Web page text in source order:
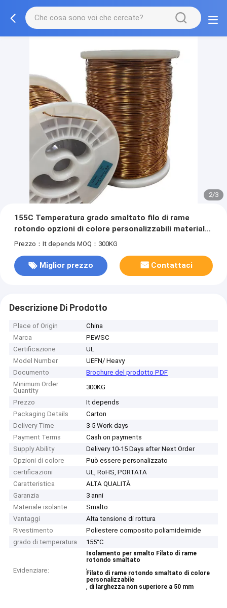
2/3
155C Temperatura grado smaltato filo di rame
rotondo opzioni di colore personalizzabili materiale
isolante smalto
Prezzo：It depends MOQ：300KG
Miglior prezzo Contattaci
Descrizione Di Prodotto
Place of Origin
China
Marca
PEWSC
Certificazione
UL
Model Number
UEFN/ Heavy
Documento
Brochure del prodotto PDF
Minimum Order
Quantity
300KG
Prezzo
It depends
Packaging Details
Carton
Delivery Time
3-5 Work days
Payment Terms
Cash on payments
Supply Ability
Delivery 10-15 Days after Next Order
Opzioni di colore
Può essere personalizzato
certificazioni
UL, RoHS, PORTATA
Caratteristica
ALTA QUALITÀ
Garanzia
3 anni
Materiale isolante
Smalto
Vantaggi
Alta tensione di rottura
Rivestimento
Poliestere composito poliamideimide
grado di temperatura
155°C
Evidenziare:
Isolamento per smalto Filato di rame
rotondo smaltato
,
Filato di rame rotondo smaltato di colore
personalizzabile
, di larghezza non superiore a 50 mm